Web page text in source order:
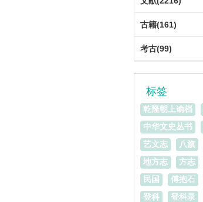
古籍(161)
考古(99)
标签
乾隆朝上谕档
中华文史丛书
艺文志
八旗
地方志
方志
民国
傅抱石
登科
登科录